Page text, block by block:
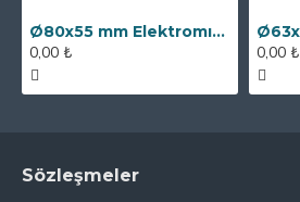
Ø80x55 mm Elektromıknatıs - 250 kg Çekim Gücü
0,00 ₺ 0,00 ₺
Sözleşmeler